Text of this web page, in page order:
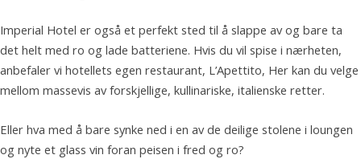
Imperial Hotel er også et perfekt sted til å slappe av og bare ta
det helt med ro og lade batteriene. Hvis du vil spise i nærheten,
anbefaler vi hotellets egen restaurant, L’Apettito, Her kan du velge
mellom massevis av forskjellige, kullinariske, italienske retter.
Eller hva med å bare synke ned i en av de deilige stolene i loungen
og nyte et glass vin foran peisen i fred og ro?